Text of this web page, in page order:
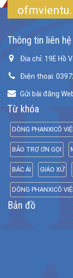
Thông tin liên hệ
Địa chỉ: 19E Hồ
Điện thoại:
Gửi bài đăng
Từ khóa
DÒNG PHANXICÔ
BẢO TRỢ ƠN GỌI
BÁC ÁI GIÁO XỨ
DÒNG PHANXICÔ
Bản đồ